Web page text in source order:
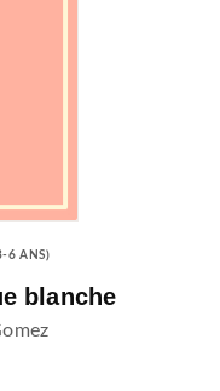
6 ANS)
blanche